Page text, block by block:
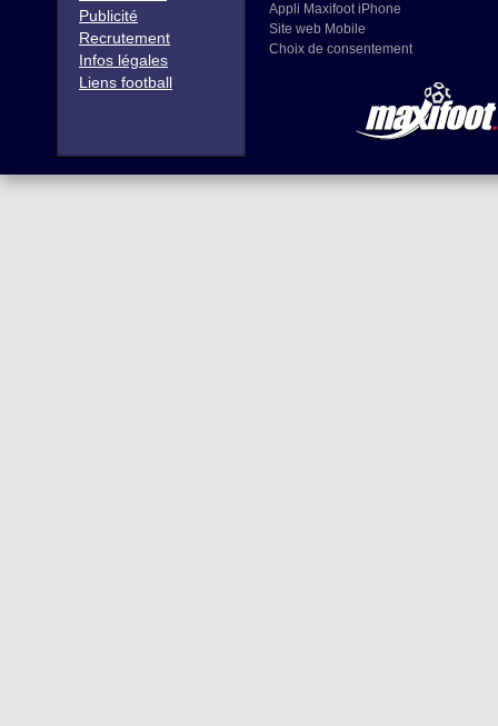
Publicité
Recrutement
Infos légales
Liens football
Appli Maxifoot iPhone
Site web Mobile
Choix de consentement